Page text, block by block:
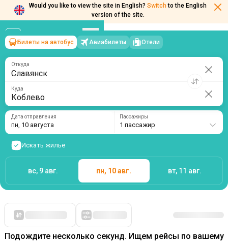
Would you like to view the site in English? Switch to the English
version of the site.
Славянск→Коблево
пн, 10 августа/1 пассажир
Билеты на автобус Авиабилеты Отели
Откуда
Куда
Дата отправления
пн, 10 августа
Пассажиры
1 пассажир
Искать жилье
вс, 9 авг. пн, 10 авг. вт, 11 авг.
Подождите несколько секунд. Ищем рейсы по вашему